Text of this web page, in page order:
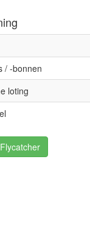
/ -bonnen
loting